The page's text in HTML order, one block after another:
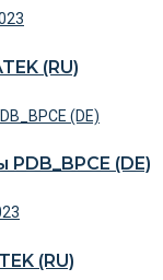
(RU)
(DE)
(RU)